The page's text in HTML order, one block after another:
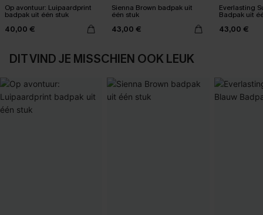
Op avontuur: Luipaardprint
badpak uit één stuk
40,00 €
Sienna Brown badpak uit
één stuk
43,00 €
Everlasting
Badpak uit
43,00 €
DIT VIND JE MISSCHIEN OOK LEUK